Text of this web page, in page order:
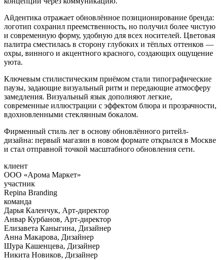
Айдентика отражает обновлённое позиционирование бренда:
логотип сохранил преемственность, но получил более чистую
и современную форму, удобную для всех носителей. Цветовая
палитра сместилась в сторону глубоких и тёплых оттенков —
охры, винного и акцентного красного, создающих ощущение
уюта.
Ключевым стилистическим приёмом стали типографические
паузы, задающие визуальный ритм и передающие атмосферу
замедления. Визуальный язык дополняют легкие,
современные иллюстрации с эффектом блюра и прозрачности,
вдохновленными стеклянным бокалом.
Фирменный стиль лег в основу обновлённого ритейл-
дизайна: первый магазин в новом формате открылся в Москве
и стал отправной точкой масштабного обновления сети.
клиент
ООО «Арома Маркет»
участник
Repina Branding
команда
Дарья Каленчук, Арт-директор
Анвар Курбанов, Арт-директор
Елизавета Каныгина, Дизайнер
Анна Макарова, Дизайнер
Шура Кашенцева, Дизайнер
Никита Новиков, Дизайнер